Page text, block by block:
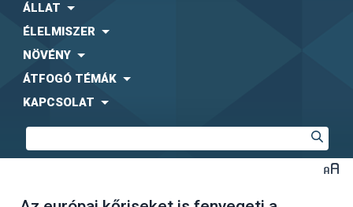
ÁLLAT
ÉLELMISZER
NÖVÉNY
ÁTFOGÓ TÉMÁK
KAPCSOLAT